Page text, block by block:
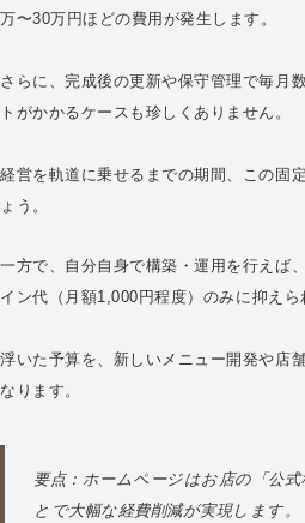
万〜30万円ほどの費用が発生します。
さらに、完成後の更新や保守管理で毎月
トがかかるケースも珍しくありません。
経営を軌道に乗せるまでの期間、この固
ょう。
一方で、自分自身で構築・運用を行えば
イン代（月額1,000円程度）のみに抑えら
浮いた予算を、新しいメニュー開発や店
なります。
要点：ホームページはお店の「公
とで大幅な経費削減が実現します。